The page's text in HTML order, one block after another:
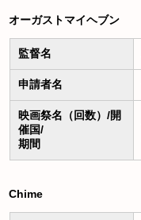
オーガストマイヘブン
監督名
申請者名
映画祭名（回数）/開
催国/
期間
Chime